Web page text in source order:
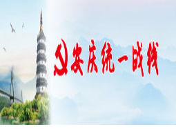
站
首
页
要
闻
聚
统
战
各